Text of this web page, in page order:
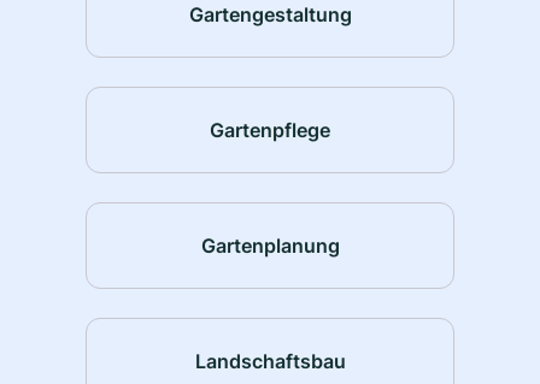
Gartengestaltung
Gartenpflege
Gartenplanung
Landschaftsbau